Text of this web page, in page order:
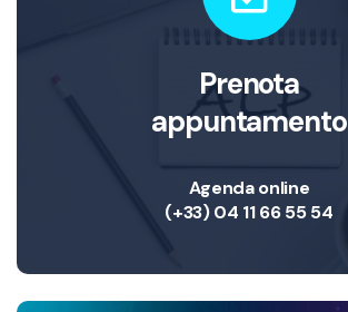
Prenota
appuntamento
Agenda online
(+33) 04 11 66 55 54